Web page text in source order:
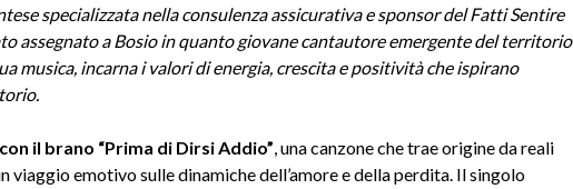
specializzata nella consulenza assicurativa e sponsor del Fatti Sentire
assegnato a Bosio in quanto giovane cantautore emergente del territorio
musica, incarna i valori di energia, crescita e positività che ispirano
il brano “Prima di Dirsi Addio”, una canzone che trae origine da reali
viaggio emotivo sulle dinamiche dell’amore e della perdita. Il singolo